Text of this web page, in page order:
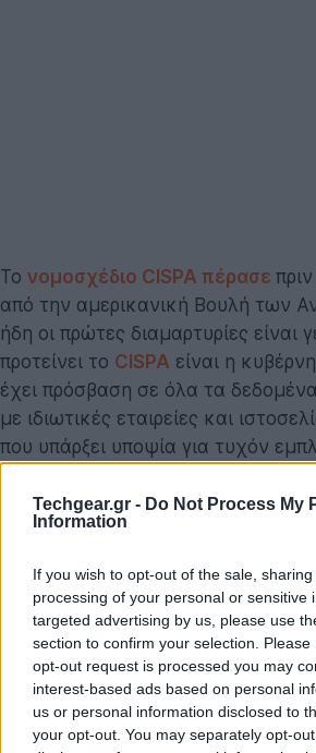
Techgear.gr - Do Not Process My
Information
If you wish to opt-out of the sale,
processing of your personal or sensitive
targeted advertising by us, please use
section to confirm your selection.
opt-out request is processed you may
interest-based ads based on personal
us or personal information disclosed to
your opt-out. You may separately opt-
Το νομοσχέδιο CISPA πέρασε
από την αμερικανική Βουλή των
ήδη οι πρώτες διαμαρτυρίες είναι
προτείνει το CISPA είναι η
έχει πρόσβαση σε όλα τα
με ιδιωτικές εταιρείες και
που υπάρξει υποψία για τυχόν